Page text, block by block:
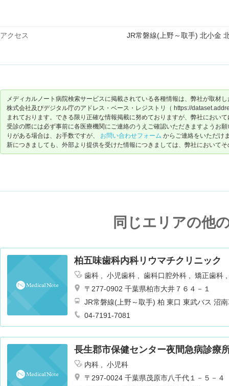
アクセス JR常磐線(上野～取手) 北小金
メディカルノート病院検索サービスに掲載されている各種情報は、弊社が取材
株式会社及びデジタル庁のアドレス・ベース・レジストリ（ https://
まれております。できる限り正確な情報掲載に努めておりますが、弊社におい
受診の際には必ず事前に各医療機関にご連絡のうえご確認いただきますようお
りがある場合は、お手数ですが、 お問い合わせフォーム からご連絡をいただけ
新につきましても、外部より提供を受けた情報につきましては、弊社において
同じエリアの他
柏五味歯科内科リウマチクリニック
歯科 小児歯科 歯科口腔外科
矯正歯科
〒277-0902 千葉県柏市大井７６４－１
JR常磐線(上野～取手) 柏 東口 東武バス 沼
大井下車 徒歩1分 バス15分
04-7191-7081
長生郡市保健センター夜間急病診療
内科
小児科
〒297-0024 千葉県茂原市八千代１－５－４